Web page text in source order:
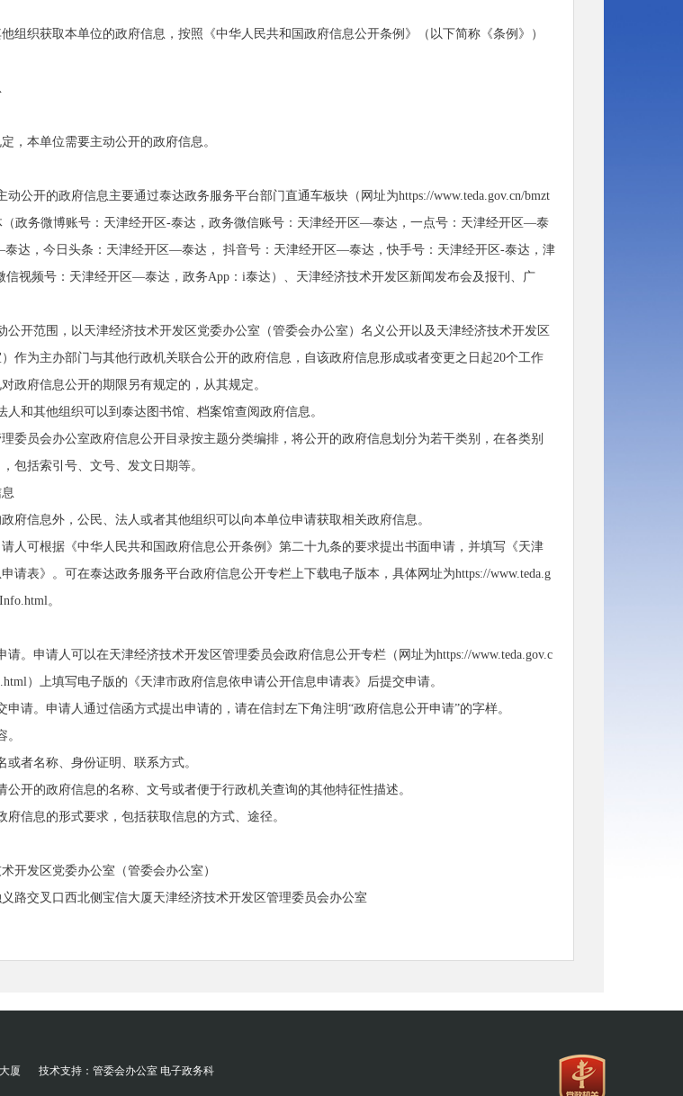
组织获取本单位的政府信息，按照《中华人民共和国政府信息公开条例》（以下简称《条例》）
定，本单位需要主动公开的政府信息。
动公开的政府信息主要通过泰达政务服务平台部门直通车板块（网址为https://www. teda.gov.cn/bmzt
（政务微博账号：天津经开区-泰达，政务微信账号：天津经开区—泰达，一点号：天津经开区—泰
达，今日头条：天津经开区—泰达， 抖音号：天津经开区—泰达，快手号：天津经开区-泰达，津
信视频号：天津经开区—泰达，政务App：i泰达）、天津经济技术开发区新闻发布会及报刊、广
公开范围，以天津经济技术开发区党委办公室（管委会办公室）名义公开以及天津经济技术开发区
作为主办部门与其他行政机关联合公开的政府信息，自该政府信息形成或者变更之日起20个工作
政府信息公开的期限另有规定的，从其规定。
人和其他组织可以到 泰达图书馆、档案馆查阅政府信息。
委员会办公室政府信息公开目录按主题分类编排，将公开的政府信息划分为若干类别，在各类别
包括索引号、文号、发文日期等。
府信息外，公民、法人或者其他组织可以向本单位申请获取相关政府信息。
请人可根据《中华人民共和国政府信息公开条例》第二十九条的要求提出书面申请，并填写《天津
请表》。可在泰达政务服务平台政府信息公开专栏上下载电子版本，具体网址为https://www. teda.g
。
请。申请人可以在天津经济技术开发区管理委员会政府信息公开专栏（网址为https://www. teda.gov.c
）上填写电子版的《天津市政府信息依申请公开信息申请表》后提交申请。
申请。申请人通过信函方式提出申请的，请在信封左下角注明“政府信息公开申请”的字样。
或者名称、身份证明、联系方式。
公开的政府信息的名称、文号或者便于行政机关查询的其他特征性描述。
府信息的形式要求，包括获取信息的方式、途径。
开发区党委办公室（管委会办公室）
路交叉口西北侧宝信大厦天津经济技术开发区管理委员会办公室
厦 技术支持：管委会办公室 电子政务科